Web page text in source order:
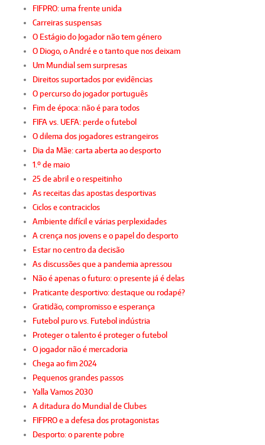
FIFPRO: uma frente unida
Carreiras suspensas
O Estágio do Jogador não tem género
O Diogo, o André e o tanto que nos deixam
Um Mundial sem surpresas
Direitos suportados por evidências
O percurso do jogador português
Fim de época: não é para todos
FIFA vs. UEFA: perde o futebol
O dilema dos jogadores estrangeiros
Dia da Mãe: carta aberta ao desporto
1.º de maio
25 de abril e o respeitinho
As receitas das apostas desportivas
Ciclos e contraciclos
Ambiente difícil e várias perplexidades
A crença nos jovens e o papel do desporto
Estar no centro da decisão
As discussões que a pandemia apressou
Não é apenas o futuro: o presente já é delas
Praticante desportivo: destaque ou rodapé?
Gratidão, compromisso e esperança
Futebol puro vs. Futebol indústria
Proteger o talento é proteger o futebol
O jogador não é mercadoria
Chega ao fim 2024
Pequenos grandes passos
Yalla Vamos 2030
A ditadura do Mundial de Clubes
FIFPRO e a defesa dos protagonistas
Desporto: o parente pobre